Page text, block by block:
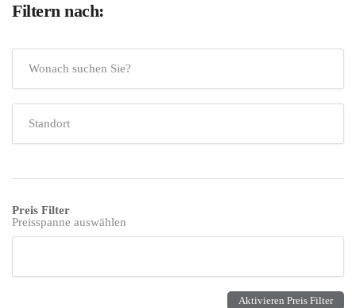
Filtern nach:
Preis Filter
Preisspanne auswählen
Aktivieren Preis Filter